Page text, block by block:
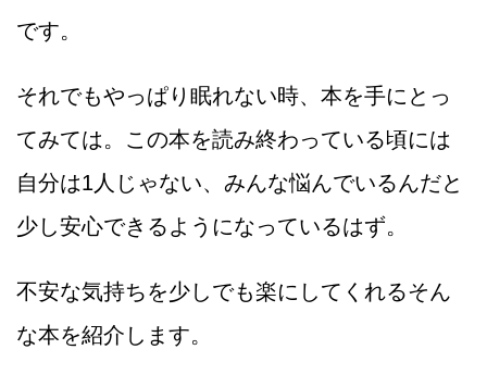
です。
それでもやっぱり眠れない時、本を手にとっ
てみては。この本を読み終わっている頃には
自分は1人じゃない、みんな悩んでいるんだと
少し安心できるようになっているはず。
不安な気持ちを少しでも楽にしてくれるそん
な本を紹介します。